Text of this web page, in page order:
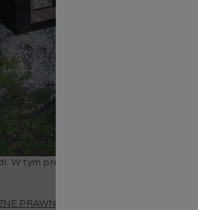
W tym projcie nowoczesnego domu
PRAWNE DOTYCZĄCE BUDOWY